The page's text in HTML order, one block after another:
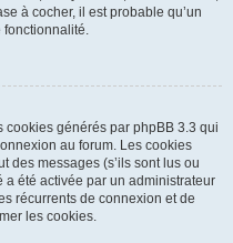
à cocher, il est probable qu’un
fonctionnalité.
cookies générés par phpBB 3.3 qui
au forum. Les cookies
des messages (s’ils sont lus ou
été activée par un administrateur
récurrents de connexion et de
les cookies.